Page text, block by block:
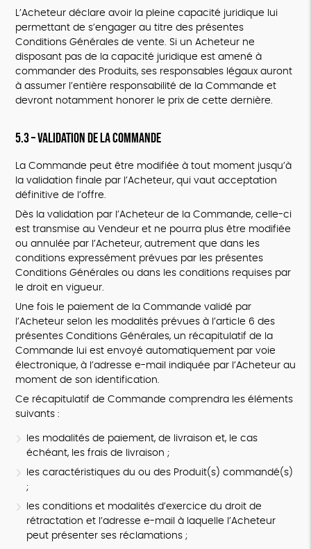
L’Acheteur déclare avoir la pleine capacité juridique lui
permettant de s’engager au titre des présentes
Conditions Générales de vente. Si un Acheteur ne
disposant pas de la capacité juridique est amené à
commander des Produits, ses responsables légaux auront
à assumer l’entière responsabilité de la Commande et
devront notamment honorer le prix de cette dernière.
5.3 – Validation de la Commande
La Commande peut être modifiée à tout moment jusqu’à
la validation finale par l’Acheteur, qui vaut acceptation
définitive de l’offre.
Dès la validation par l’Acheteur de la Commande, celle-ci
est transmise au Vendeur et ne pourra plus être modifiée
ou annulée par l’Acheteur, autrement que dans les
conditions expressément prévues par les présentes
Conditions Générales ou dans les conditions requises par
le droit en vigueur.
Une fois le paiement de la Commande validé par
l’Acheteur selon les modalités prévues à l’article 6 des
présentes Conditions Générales, un récapitulatif de la
Commande lui est envoyé automatiquement par voie
électronique, à l’adresse e-mail indiquée par l’Acheteur au
moment de son identification.
Ce récapitulatif de Commande comprendra les éléments
suivants :
les modalités de paiement, de livraison et, le cas
échéant, les frais de livraison ;
les caractéristiques du ou des Produit(s) commandé(s)
;
les conditions et modalités d’exercice du droit de
rétractation et l’adresse e-mail à laquelle l’Acheteur
peut présenter ses réclamations ;